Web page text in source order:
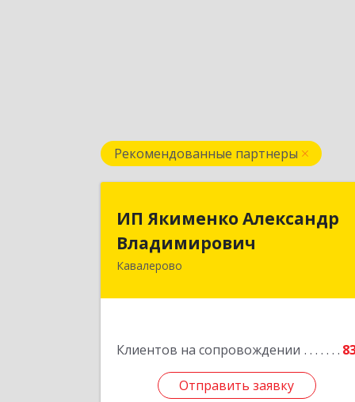
Рекомендованные партнеры
ИП Якименко Александр
Владимирович
Кавалерово
Клиентов на сопровождении
Отправить заявку
Владимирович
Отправить заявку